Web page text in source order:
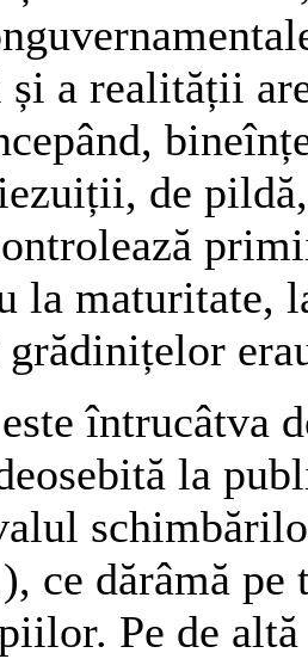
a realității
de
la maturitate,
întrucâtva
la
ce dărâmă
Pe de